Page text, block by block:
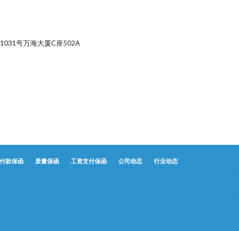
号万海大厦C座502A
款保函 质量保函 工资支付保函 公司动态
行业动态